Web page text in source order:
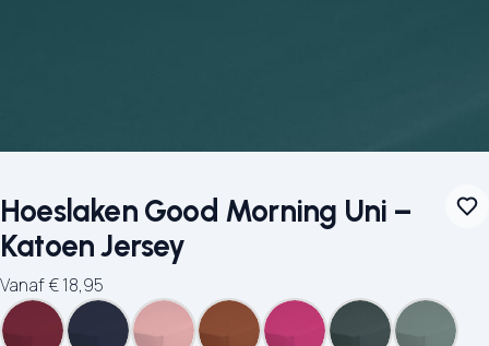
Hoeslaken Good Morning Uni –
Katoen Jersey
Vanaf€18,95